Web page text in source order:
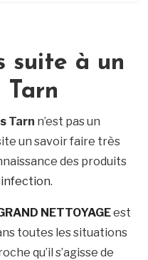
suite à un
Tarn n’est pas un
un savoir faire très
des produits
.
NETTOYAGEest
toutes les situations
qu’il s’agisse de